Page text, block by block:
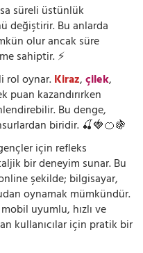
süreli üstünlük
değiştirir. Bu anlarda
olur ancak süre
sahiptir. ⚡
rol oynar.Kiraz,çilek,
puan kazandırırken
Bu denge,
biridir. 🍒🍓🍊🍇
için refleks
bir deneyim sunar. Bu
şekilde; bilgisayar,
oynamak mümkündür.
uyumlu, hızlı ve
kullanıcılar için pratik bir